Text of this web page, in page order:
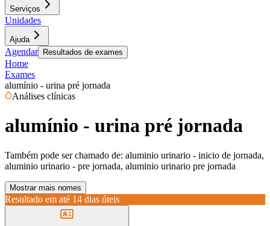
Serviços
Unidades
Ajuda
Agendar Resultados de exames
Home
Exames
alumínio - urina pré jornada
Análises clínicas
alumínio - urina pré jornada
Também pode ser chamado de: aluminio urinario - inicio de jornada,
aluminio urinario - pre jornada, aluminio urinario pre jornada
Mostrar mais nomes
Resultado em até 14 dias úteis